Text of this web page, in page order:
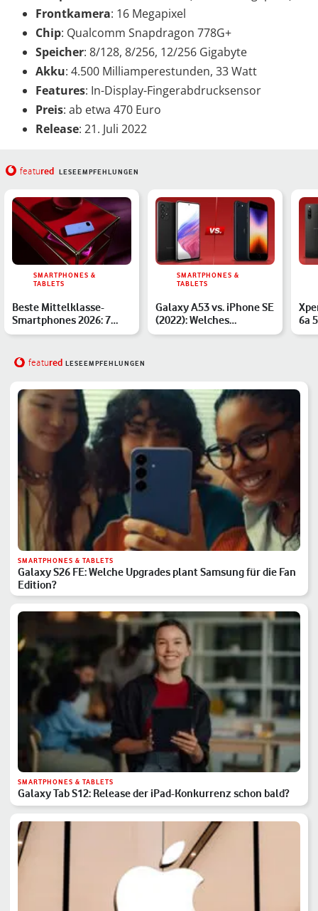
Frontkamera: 16 Megapixel
Chip: Qualcomm Snapdragon 778G+
Speicher: 8/128, 8/256, 12/256 Gigabyte
Akku: 4.500 Milliamperestunden, 33 Watt
Features: In-Display-Fingerabdrucksensor
Preis: ab etwa 470 Euro
Release: 21. Juli 2022
featured LESEEMPFEHLUNGEN
SMARTPHONES &
TABLETS
Beste Mittelklasse-
Smartphones 2026: 7
Preis-Leistungs-Hits
SMARTPHONES &
TABLETS
Galaxy A53 vs. iPhone SE
(2022): Welches
Mittelklasse-Handy
6a
featured LESEEMPFEHLUNGEN
SMARTPHONES & TABLETS
Galaxy S26 FE: Welche Upgrades plant Samsung für die Fan
Edition?
SMARTPHONES & TABLETS
Galaxy Tab S12: Release der iPad-Konkurrenz schon bald?